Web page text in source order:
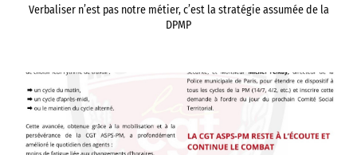
Verbaliser n’est pas notre métier, c’est la stratégie assumée de la
DPMP